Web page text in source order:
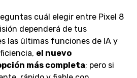
cuál elegir entre Pixel 8
dependerá de tus
las últimas funciones de IA y
el nuevo
más completa; pero si